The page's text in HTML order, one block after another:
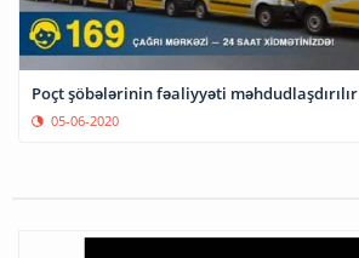
Poçt şöbələrinin fəaliyyəti məhdudlaşdırılır
05-06-2020